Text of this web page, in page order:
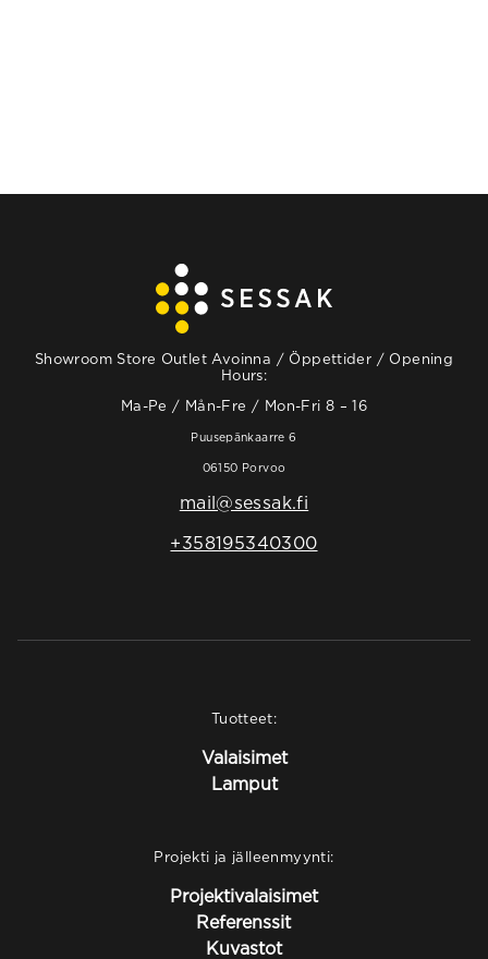
Showroom Store Outlet Avoinna / Öppettider / Opening
Hours:
Ma-Pe / Mån-Fre / Mon-Fri 8 – 16
Puusepänkaarre 6
06150 Porvoo
mail@sessak.fi
+358195340300
Tuotteet:
Valaisimet
Lamput
Projekti ja jälleenmyynti:
Projektivalaisimet
Referenssit
Kuvastot